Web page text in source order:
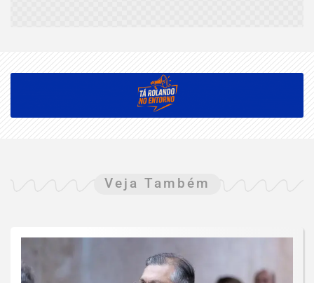
Veja Também